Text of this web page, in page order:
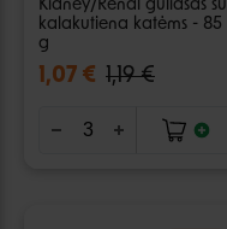
Kidney/Renal guliašas su
kalakutiena katėms - 85
g
1,07 € 1,19 €